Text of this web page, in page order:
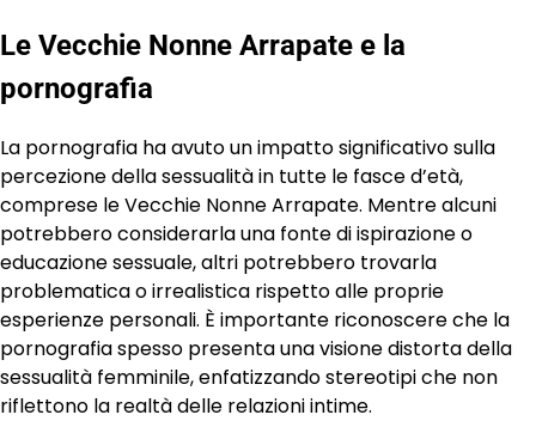
Le Vecchie Nonne Arrapate e la
pornografia
La pornografia ha avuto un impatto significativo sulla
percezione della sessualità in tutte le fasce d’età,
comprese le Vecchie Nonne Arrapate. Mentre alcuni
potrebbero considerarla una fonte di ispirazione o
educazione sessuale, altri potrebbero trovarla
problematica o irrealistica rispetto alle proprie
esperienze personali. È importante riconoscere che la
pornografia spesso presenta una visione distorta della
sessualità femminile, enfatizzando stereotipi che non
riflettono la realtà delle relazioni intime.